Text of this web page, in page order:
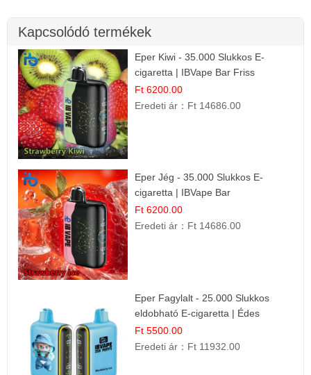
Kapcsolódó termékek
Eper Kiwi - 35.000 Slukkos E-
cigaretta | IBVape Bar Friss
Gyümölcs Ízek
Ft 6200.00
Eredeti ár： Ft 14686.00
Eper Jég - 35.000 Slukkos E-
cigaretta | IBVape Bar
Ft 6200.00
Eredeti ár： Ft 14686.00
Eper Fagylalt - 25.000 Slukkos
eldobható E-cigaretta | Édes
Desszert Íz
Ft 5500.00
Eredeti ár： Ft 11932.00